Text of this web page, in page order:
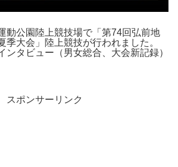
動公園陸上競技場で「第74回弘前地
季大会」陸上競技が行われました。
ンタビュー（男女総合、大会新記録）
スポンサーリンク